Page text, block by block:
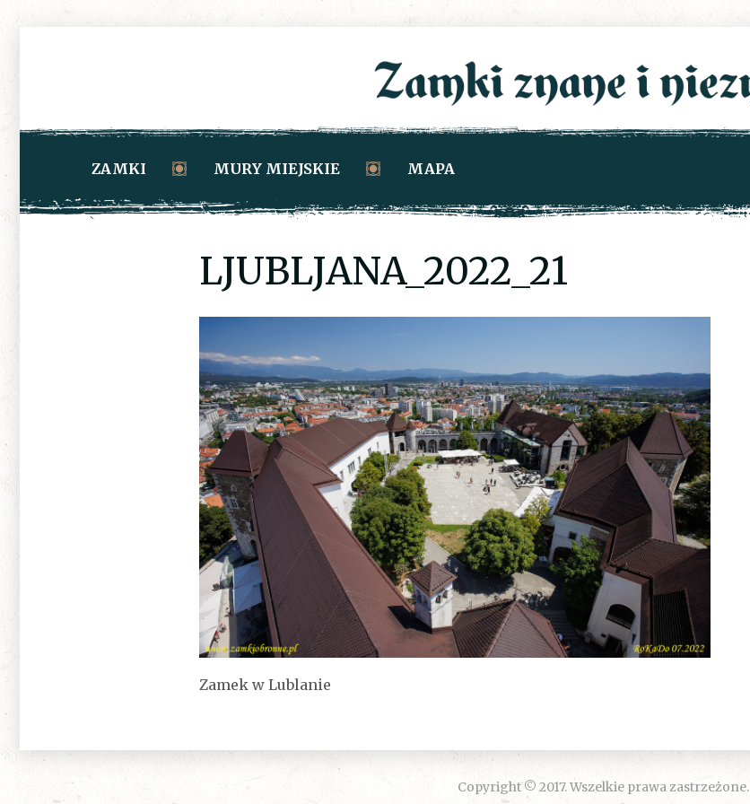
ZAMKI MURY MIEJSKIE MAPA
LJUBLJANA_2022_21
Zamek w Lublanie
Copyright © 2017. Wszelkie prawa zastrzeżone.